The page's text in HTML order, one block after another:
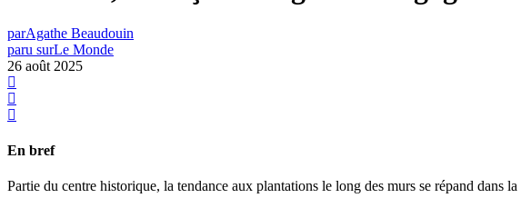
parAgathe Beaudouin
paru surLe Monde
26 août 2025
En bref
Partie du centre historique, la tendance aux plantations le long des murs se répand dans